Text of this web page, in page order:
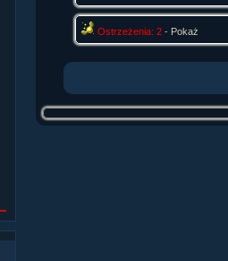
Ostrzeżenia: 2- Pokaż